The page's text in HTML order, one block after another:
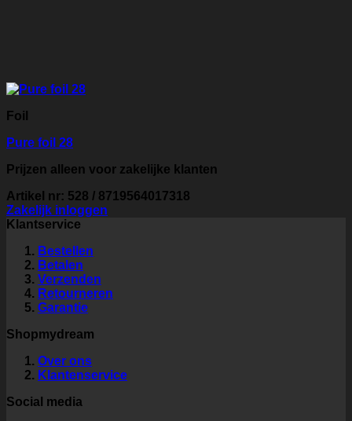
Foil
Pure foil 28
Prijzen alleen voor zakelijke klanten
Artikel nr: 528 / 8719564017318
Zakelijk inloggen
Klantservice
Bestellen
Betalen
Verzenden
Retourneren
Garantie
Shopmydream
Over ons
Klantenservice
Social media